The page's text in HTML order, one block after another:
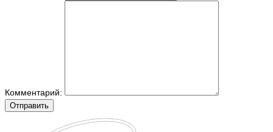
Комментарий:
Отправить